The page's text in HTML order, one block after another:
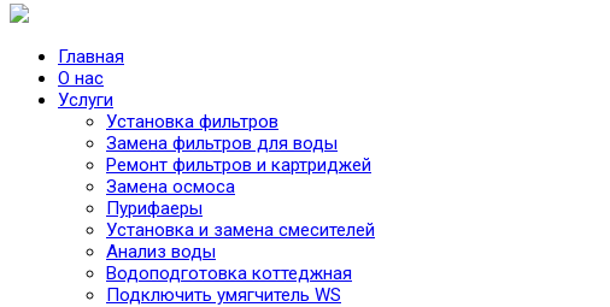
Главная
О нас
Услуги
Установка фильтров
Замена фильтров для воды
Ремонт фильтров и картриджей
Замена осмоса
Пурифаеры
Установка и замена смесителей
Анализ воды
Водоподготовка коттеджная
Подключить умягчитель WS